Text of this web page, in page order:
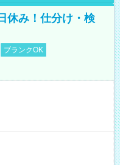
休み！仕分け・検
ブランクOK